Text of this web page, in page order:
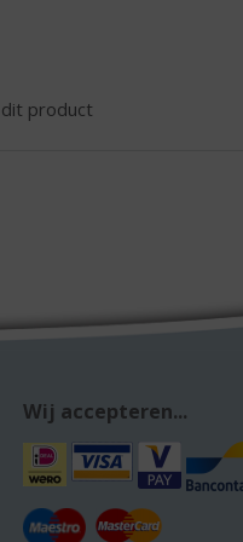
product
Wij accepteren...